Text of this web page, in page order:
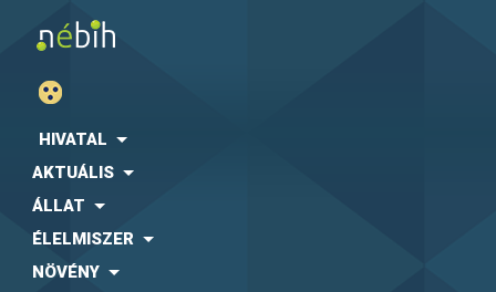
HIVATAL
AKTUÁLIS
ÁLLAT
ÉLELMISZER
NÖVÉNY